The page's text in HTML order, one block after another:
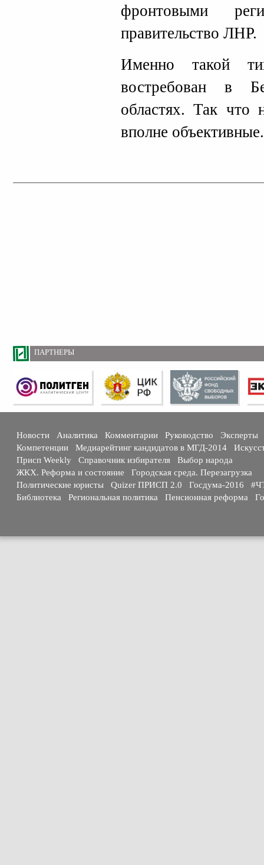
фронтовыми
правительство ЛНР.
Именно такой
востребован в
областях. Так что
вполне объективные.
ПАРТНЕРЫ
Новости Аналитика Комментарии Руководство
Эксперты
Компетенции
Медиарейтинг кандидатов в МГД-2014
Присп Weekly
Справочник избирателя
Выбор народа
ЖКХ. Реформа и состояние
Городская среда. Перезагрузка
Политические юристы
Quizer ПРИСП 2.0 Госдума-2016
Библиотека
Региональная политика Пенсионная реформа